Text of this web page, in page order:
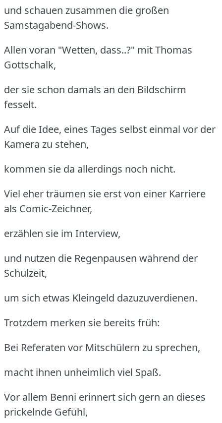
und schauen zusammen die großen
Samstagabend-Shows.
Allen voran "Wetten, dass..?" mit Thomas
Gottschalk,
der sie schon damals an den Bildschirm
fesselt.
Auf die Idee, eines Tages selbst einmal vor der
Kamera zu stehen,
kommen sie da allerdings noch nicht.
Viel eher träumen sie erst von einer Karriere
als Comic-Zeichner,
erzählen sie im Interview,
und nutzen die Regenpausen während der
Schulzeit,
um sich etwas Kleingeld dazuzuverdienen.
Trotzdem merken sie bereits früh:
Bei Referaten vor Mitschülern zu sprechen,
macht ihnen unheimlich viel Spaß.
Vor allem Benni erinnert sich gern an dieses
prickelnde Gefühl,